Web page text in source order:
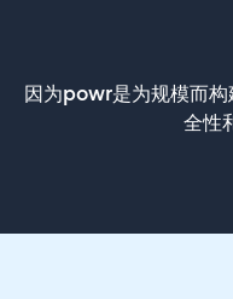
因为powr是为规模而
全性